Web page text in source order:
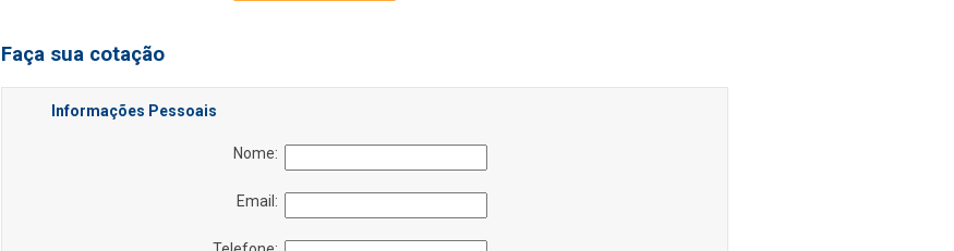
Faça sua cotação
Informações Pessoais
Nome:
Email: